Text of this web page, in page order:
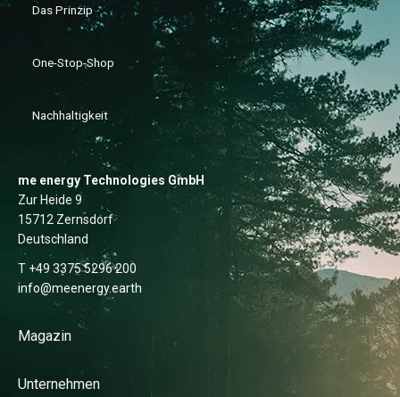
Das Prinzip
One-Stop-Shop
Nachhaltigkeit
me energy Technologies GmbH
Zur Heide 9
15712 Zernsdorf
Deutschland
T +49 3375 5296 200
info@meenergy.earth
Magazin
Unternehmen